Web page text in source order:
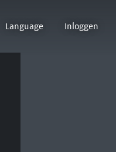
Language Inloggen